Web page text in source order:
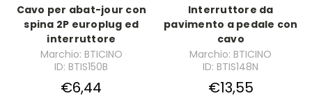
Cavo per abat-jour con
spina 2P europlug ed
interruttore
Marchio: BTICINO
ID: BTIS150B
€6,44
Interruttore da
pavimento a pedale con
cavo
Marchio: BTICINO
ID: BTIS148N
€13,55